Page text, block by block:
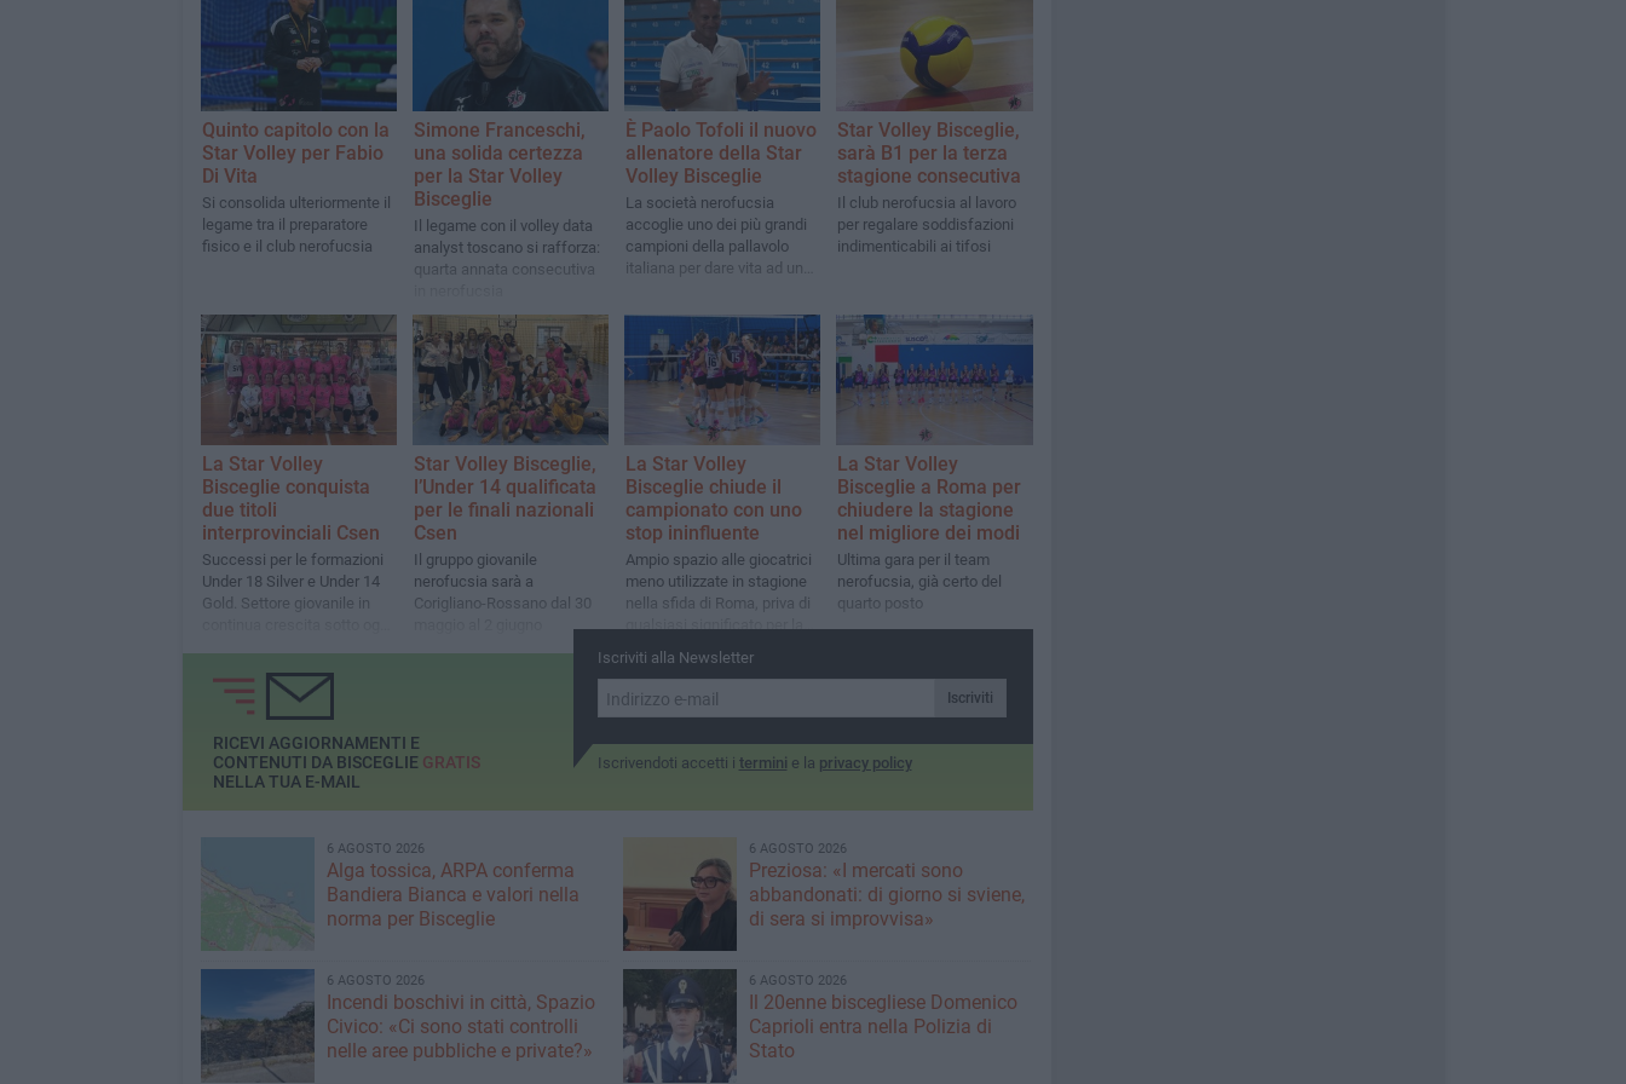
Quinto capitolo con la
Star Volley per Fabio
Di Vita
Si consolida ulteriormente il
legame tra il preparatore
fisico e il club nerofucsia
Simone Franceschi,
una solida certezza
per la Star Volley
Bisceglie
Il legame con il volley data
analyst toscano si rafforza:
quarta annata consecutiva
È Paolo Tofoli il nuovo
allenatore della Star
Volley Bisceglie
La società nerofucsia
accoglie uno dei più grandi
campioni della pallavolo
italiana per dare vita ad un
e lungimirante
Star Volley Bisceglie,
sarà B1 per la terza
stagione consecutiva
Il club nerofucsia al lavoro
per regalare soddisfazioni
indimenticabili ai tifosi
La Star Volley
Bisceglie conquista
due titoli
interprovinciali Csen
Successi per le formazioni
Under 18 Silver e Under 14
Gold. Settore giovanile in
soddisfazione del club
Star Volley Bisceglie,
l’Under 14 qualificata
per le finali nazionali
Csen
Il gruppo giovanile
nerofucsia sarà a
Corigliano-Rossano dal 30
La Star Volley
Bisceglie chiude il
campionato con uno
stop ininfluente
Ampio spazio alle giocatrici
meno utilizzate in stagione
nella sfida di Roma, priva di
qualsiasi significato per la
classifica
La Star Volley
Bisceglie a Roma per
chiudere la stagione
nel migliore dei modi
Ultima gara per il team
nerofucsia, già certo del
quarto posto
Iscriviti alla Newsletter
Iscriviti
Iscrivendoti accetti i termini e la privacy policy
RICEVI AGGIORNAMENTI E
CONTENUTI DA BISCEGLIE GRATIS
NELLA TUA E-MAIL
6 AGOSTO 2026
Alga tossica, ARPA conferma
Bandiera Bianca e valori nella
norma per Bisceglie
6 AGOSTO 2026
Preziosa: «I mercati sono
abbandonati: di giorno si sviene,
di sera si improvvisa»
6 AGOSTO 2026
Incendi boschivi in città, Spazio
Civico: «Ci sono stati controlli
nelle aree pubbliche e private?»
6 AGOSTO 2026
Il 20enne biscegliese Domenico
Caprioli entra nella Polizia di
Stato